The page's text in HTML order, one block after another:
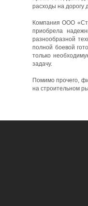
расходы на дорогу
Компания ООО
приобрела
разнообразной
полной боевой
только
задачу.
Помимо прочего,
на строительном